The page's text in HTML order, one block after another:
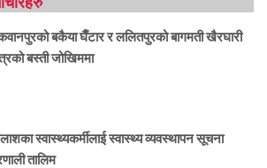
बकैया घैँटार र ललितपुरको बागमती खैरघारी
बस्ती जोखिममा
स्वास्थ्यकर्मीलाई स्वास्थ्य व्यवस्थापन सूचना
तालिम